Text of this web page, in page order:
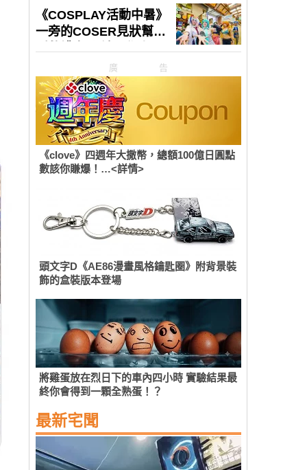
廣告
《clove》四週年大撒幣，總額100億日圓點
數該你賺爆！…<詳情>
頭文字D《AE86漫畫風格鑰匙圈》附背景裝
飾的盒裝版本登場
將雞蛋放在烈日下的車內四小時 實驗結果最
終你會得到一顆全熟蛋！？
最新宅聞